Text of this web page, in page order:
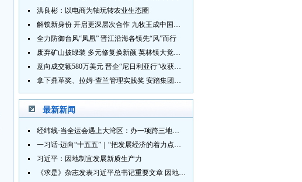
洪良彬：以电商为轴玩转农业生态圈
解锁新身份 开启更深层次合作 九牧王成中国奥委会官方赞助商
全力防御台风“凤凰” 晋江沿海各镇先“风”而行
废弃矿山披绿装 多元修复换新颜 英林镇大觉山片区废弃矿山生态修复项目通过验收
意向成交额580万美元 晋企“尼日利亚行”收获满满
拿下鼎革奖、拉姆·查兰管理实践奖 安踏集团获企业管理权威奖项
最新新闻
经纬线·当全运会遇上大湾区：办一项跨三地的赛事有多硬核？
一习话·迈向“十五五”｜“把发展经济的着力点放在实体经济上”
习近平：因地制宜发展新质生产力
《求是》杂志发表习近平总书记重要文章 因地制宜发展新质生产力